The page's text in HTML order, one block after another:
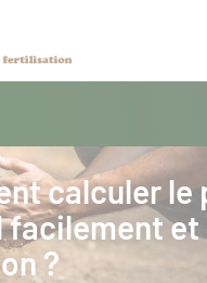
calculer le
facilement et
?